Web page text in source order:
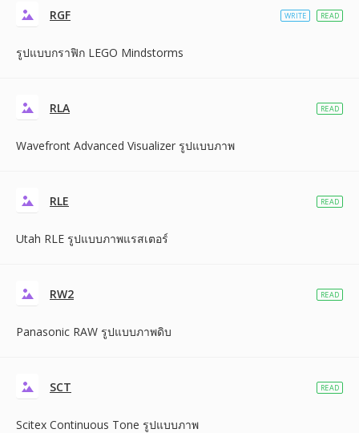
RGF
รูปแบบกราฟิก LEGO Mindstorms
WRITE READ
RLA
Wavefront Advanced Visualizer รูปแบบภาพ
READ
RLE
Utah RLE รูปแบบภาพแรสเตอร์
READ
RW2
Panasonic RAW รูปแบบภาพดิบ
READ
SCT
Scitex Continuous Tone รูปแบบภาพ
READ